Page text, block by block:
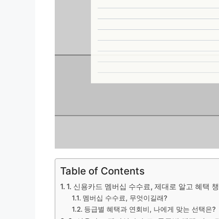
Table of Contents
1. 신용카드 멤버십 수수료, 제대로 알고 혜택
멤버십 수수료, 무엇이길래?
등급별 혜택과 연회비, 나에게 맞는 선택은?